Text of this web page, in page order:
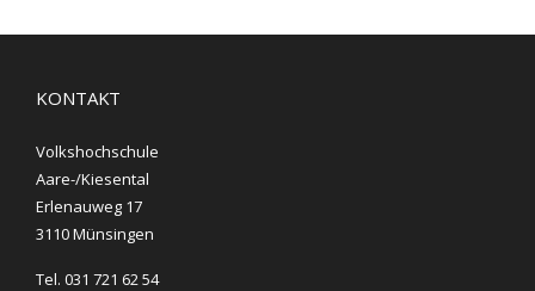
KONTAKT
Volkshochschule
Aare-/Kiesental
Erlenauweg 17
3110 Münsingen
Tel. 031 721 62 54